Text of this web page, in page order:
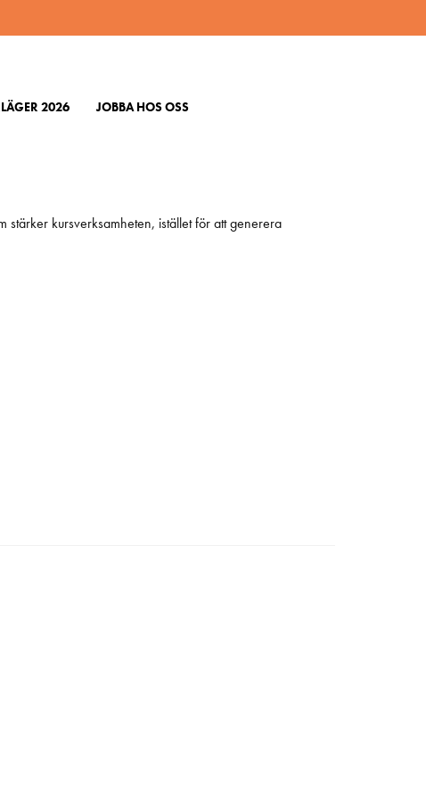
2026 JOBBA HOS OSS
stärker kursverksamheten, istället för att generera